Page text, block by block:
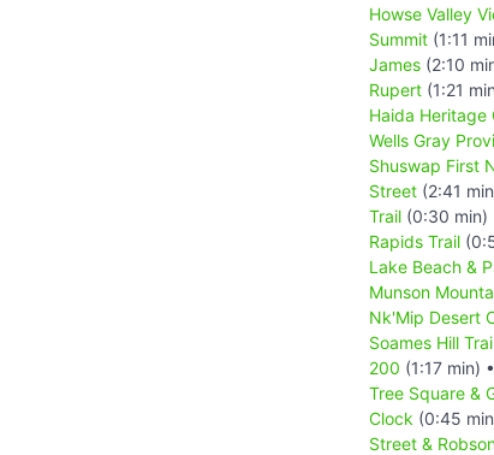
Howse Valley
Summit (1:11
James (2:10
Rupert (1:21
Haida Heritage
Wells Gray
Shuswap First
Street (2:41
Trail (0:30 min)
Rapids Trail
Lake Beach &
Munson
Nk'Mip Desert
Soames Hill
200 (1:17 min) •
Tree Square &
Clock (0:45
Street &